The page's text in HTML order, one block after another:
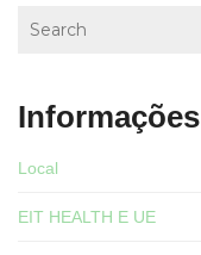
Informações
Local
EIT HEALTH E UE